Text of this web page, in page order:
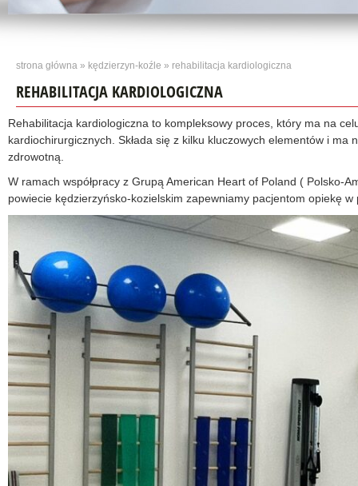
strona główna » kędzierzyn-koźle » rehabilitacja kardiologiczna
REHABILITACJA KARDIOLOGICZNA
Rehabilitacja kardiologiczna to kompleksowy proces, który ma na
kardiochirurgicznych. Składa się z kilku kluczowych elementów i
zdrowotną.
W ramach współpracy z Grupą American Heart of Poland ( Polsko-
powiecie kędzierzyńsko-kozielskim zapewniamy pacjentom opiekę w